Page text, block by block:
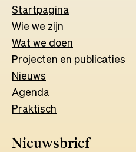
Startpagina
Wie we zijn
Wat we doen
Projecten en publicaties
Nieuws
Agenda
Praktisch
Nieuwsbrief